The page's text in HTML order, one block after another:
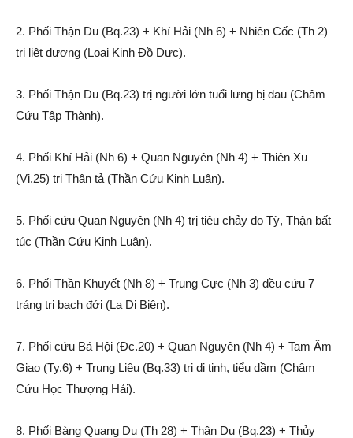
2. Phối Thận Du (Bq.23) + Khí Hải (Nh 6) + Nhiên Cốc (Th 2)
trị liệt dương (Loại Kinh Đồ Dực).
3. Phối Thận Du (Bq.23) trị người lớn tuổi lưng bị đau (Châm
Cứu Tập Thành).
4. Phối Khí Hải (Nh 6) + Quan Nguyên (Nh 4) + Thiên Xu
(Vi.25) trị Thận tả (Thần Cứu Kinh Luân).
5. Phối cứu Quan Nguyên (Nh 4) trị tiêu chảy do Tỳ, Thận bất
túc (Thần Cứu Kinh Luân).
6. Phối Thần Khuyết (Nh 8) + Trung Cực (Nh 3) đều cứu 7
tráng trị bạch đới (La Di Biên).
7. Phối cứu Bá Hội (Đc.20) + Quan Nguyên (Nh 4) + Tam Âm
Giao (Ty.6) + Trung Liêu (Bq.33) trị di tinh, tiểu dầm (Châm
Cứu Học Thượng Hải).
8. Phối Bàng Quang Du (Th 28) + Thận Du (Bq.23) + Thủy